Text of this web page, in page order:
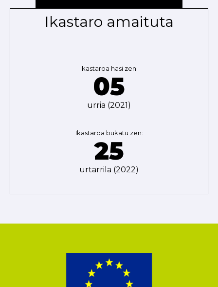
Ikastaro amaituta
Ikastaroa hasi zen:
05
urria (2021)
Ikastaroa bukatu zen:
25
urtarrila (2022)